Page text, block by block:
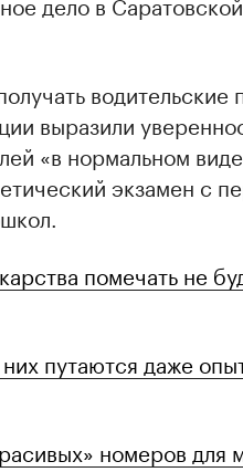
водительские
выразили
«в нормальном
экзамен с
помечать не
путаются даже
номеров для